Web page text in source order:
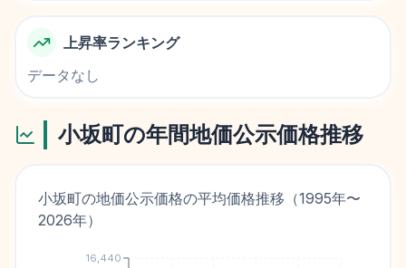
上昇率ランキング
データなし
小坂町の年間地価公示価格推移
小坂町の地価公示価格の平均価格推移（1995年〜
2026年）
16,440